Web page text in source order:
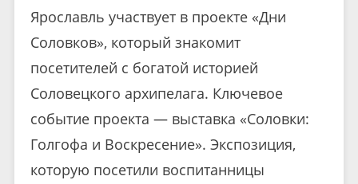
Ярославль участвует в проекте «Дни
Соловков», который знакомит
посетителей с богатой историей
Соловецкого архипелага. Ключевое
событие проекта — выставка «Соловки:
Голгофа и Воскресение». Экспозиция,
которую посетили воспитанницы